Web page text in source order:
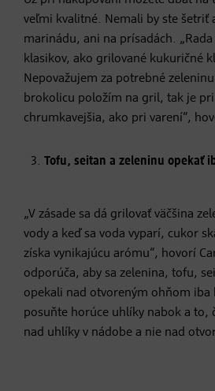
veľmi kvalitné. Nemali by ste šetriť
marinádu, ani na prísadách.
klasikov, ako grilované kukuričné
Nepovažujem za potrebné
brokolicu položím na gril, tak je
chrumkavejšia, ako pri varení“,
Tofu, seitan a zeleninu opekať
„V zásade sa dá grilovať väčšina
vody a keď sa voda vyparí, cukor
získa vynikajúcu arómu“, hovorí
odporúča, aby sa zelenina, tofu,
opekali nad otvoreným ohňom iba
posuňte horúce uhlíky nabok a to,
nad uhlíky v nádobe a nie nad